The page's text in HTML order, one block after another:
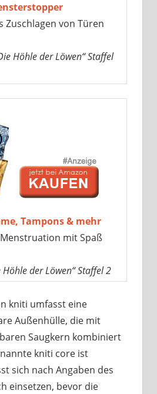
Zuschlagen von Türen
Höhle der Löwen“ Staffel
Tampons & mehr
mit Spaß
der Löwen“ Staffel 2
kniti umfasst eine
Außenhülle, die mit
Saugkern kombiniert
kniti core ist
sich nach Angaben des
einsetzen, bevor die